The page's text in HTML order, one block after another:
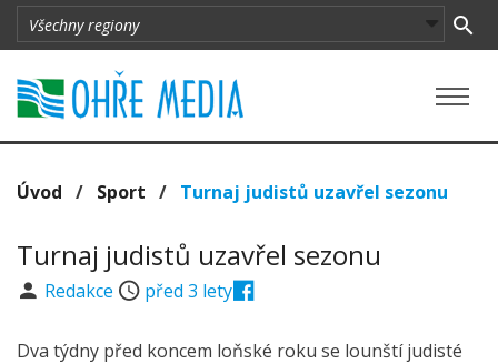
Úvod / Sport / Turnaj judistů uzavřel sezonu
Turnaj judistů uzavřel sezonu
Redakce před 3 lety
Dva týdny před koncem loňské roku se lounští judisté